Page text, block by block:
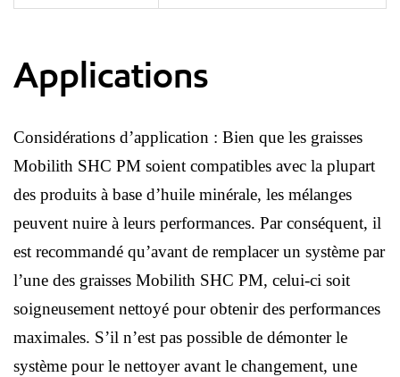
Applications
Considérations d’application : Bien que les graisses
Mobilith SHC PM soient compatibles avec la plupart
des produits à base d’huile minérale, les mélanges
peuvent nuire à leurs performances. Par conséquent, il
est recommandé qu’avant de remplacer un système par
l’une des graisses Mobilith SHC PM, celui-ci soit
soigneusement nettoyé pour obtenir des performances
maximales. S’il n’est pas possible de démonter le
système pour le nettoyer avant le changement, une